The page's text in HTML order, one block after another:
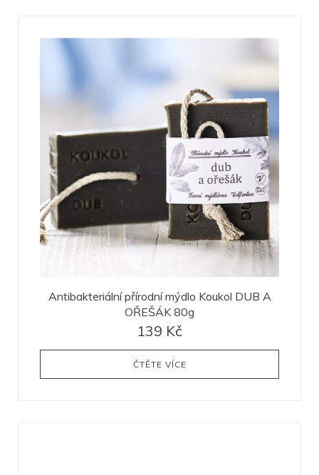
Antibakteriální přírodní mýdlo Koukol DUB A
OŘEŠÁK 80g
139 Kč
ČTĚTE VÍCE